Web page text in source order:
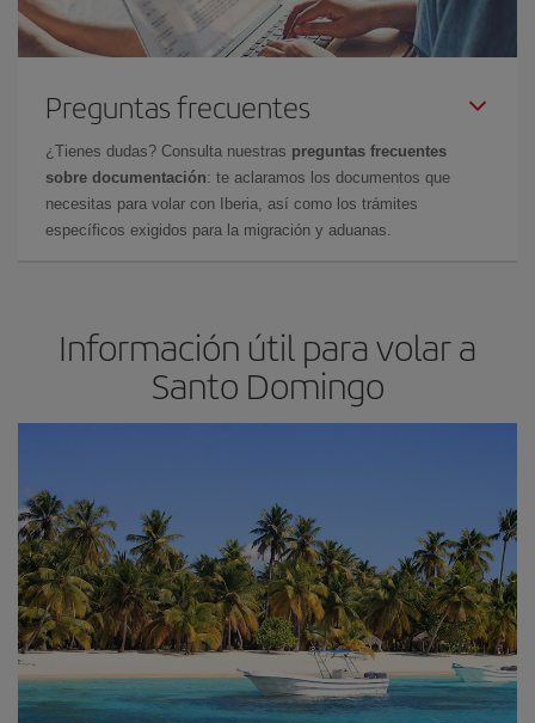
Preguntas frecuentes
¿Tienes dudas? Consulta nuestras preguntas frecuentes
sobre documentación: te aclaramos los documentos que
necesitas para volar con Iberia, así como los trámites
específicos exigidos para la migración y aduanas.
Información útil para volar a
Santo Domingo